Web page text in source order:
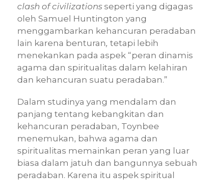
clash of civilizations seperti yang digagas
oleh Samuel Huntington yang
menggambarkan kehancuran peradaban
lain karena benturan, tetapi lebih
menekankan pada aspek “peran dinamis
agama dan spiritualitas dalam kelahiran
dan kehancuran suatu peradaban.”
Dalam studinya yang mendalam dan
panjang tentang kebangkitan dan
kehancuran peradaban, Toynbee
menemukan, bahwa agama dan
spiritualitas memainkan peran yang luar
biasa dalam jatuh dan bangunnya sebuah
peradaban. Karena itu aspek spiritual